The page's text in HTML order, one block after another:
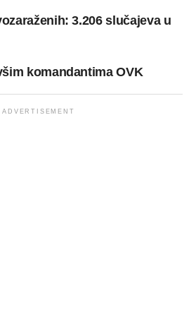
3.206 slučajeva u
komandantima OVK
ADVERTISEMENT